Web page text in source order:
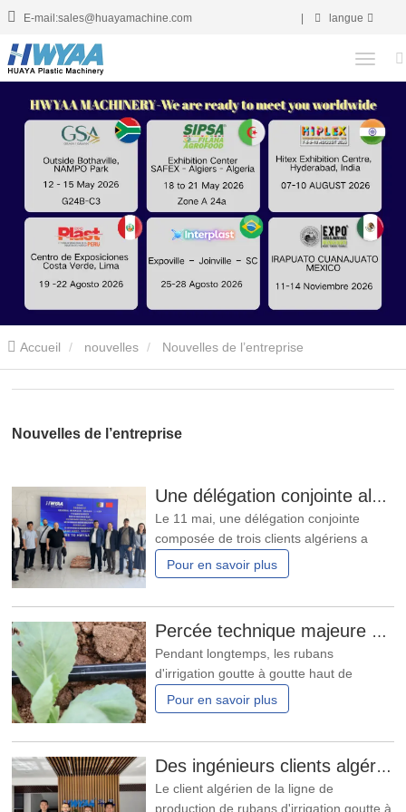
E-mail:sales@huayamachine.com langue
Accueil nouvelles Nouvelles de l’entreprise
Nouvelles de l’entreprise
Une délégation conjointe algérienne de trois clients a inspecté notre machine à film
Le 11 mai, une délégation conjointe
composée de trois clients algériens a
visité notre usine. Ils se sont concentrés
sur l'inspection et la visualisation du
ascendante équipée d'un système de
contrôle automatique de l'
Pour en savoir plus
Percée technique majeure à l'étranger ! HWYAA développe avec succès un système d'irrigation goutte à goutte en bande pour cultures continues sur trois saisons.
Pendant longtemps, les rubans
d'irrigation goutte à goutte haut de
gamme étrangers ont permis de couvrir
trois saisons de culture consécutives.
généralement d'une faible durabilité, d'un
vieillissement rapide et d'un risque d'
Pour en savoir plus
Des ingénieurs clients algériens visitent l'atelier HWYAA pour un échange technique
Le client algérien de la ligne de
production de rubans d'irrigation goutte à